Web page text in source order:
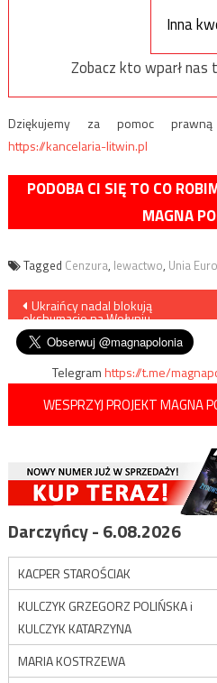
Inna
Zobacz kto wparł nas
Dziękujemy za pomoc
https://kancelaria-litwin.pl
PODOBA CI SIĘ TO CO
MAGNA
Tagged Cenzura, lewactwo, Unia
Nawigacja
wpisu
Ukraińcy nadal blokują
ekshumacje na Wołyniu
Telegramhttps://t.me/
WESPRZYJ PROJEKT MAGNA
Darczyńcy - 6.08.2026
KACPER STAROŚCIAK
KULCZYK GRZEGORZ POLIŃSKA i
KULCZYK KATARZYNA
MARIA KOSTRZEWA